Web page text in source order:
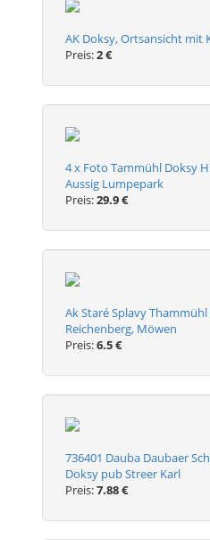
AK Doksy, Ortsansicht mit
Preis:2 €
4 x Foto Tammühl Doksy
Aussig Lumpepark
Preis:29.9 €
Ak Staré Splavy
Reichenberg, Möwen
Preis:6.5 €
736401 Dauba Daubaer
Doksy pub Streer Karl
Preis:7.88 €